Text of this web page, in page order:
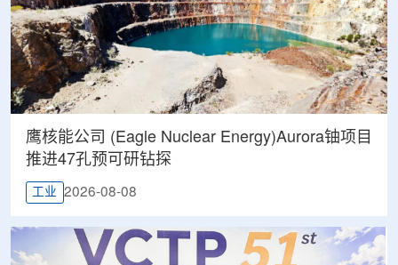
鹰核能公司 (Eagle Nuclear Energy)Aurora铀项目
推进47孔预可研钻探
工业 2026-08-08